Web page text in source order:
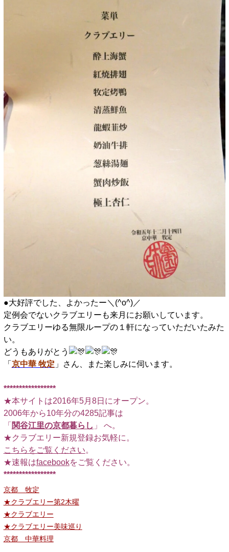
●大好評でした、よかったー＼(^o^)／
定例会でないクラブエリーも来月にお願いしています。
クラブエリーゆる無限ループの１軒になっていただいたみた
い。
どうもありがとう
「 京中華 牧定 」さん、また楽しみに伺います。
*****************
★本サイトは2016年5月8日にオープン。
2006年から10年分の4285記事は
「 関谷江里の京都暮らし 」 へ。
★クラブエリー新規登録お気軽に。
こちらをご覧ください。
★速報はfacebookをご覧ください。
*****************
京都 牧定
★クラブエリー第2木曜
★クラブエリー
★クラブエリー美味巡り
京都 中華料理